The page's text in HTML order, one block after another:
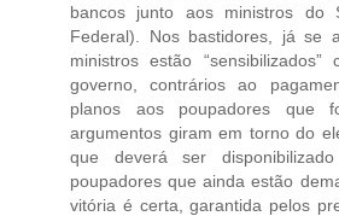
bancos junto aos ministros do
Federal). Nos bastidores, já se
ministros estão
governo, contrários ao
planos aos poupadores que
argumentos giram em torno do
que deverá ser
poupadores que ainda estão
vitória é certa, garantida pelos